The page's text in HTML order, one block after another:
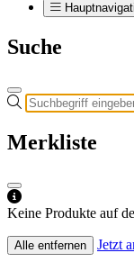
Suche
Merkliste
Keine Produkte auf
Alle entfernen Jetzt